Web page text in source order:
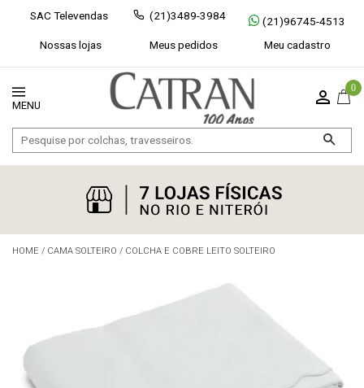
SAC Televendas (21)3489-3984
(21)96745-4513
Nossas lojas
Meus pedidos Meu cadastro
0
HOME / CAMA SOLTEIRO / COLCHA E COBRE LEITO SOLTEIRO